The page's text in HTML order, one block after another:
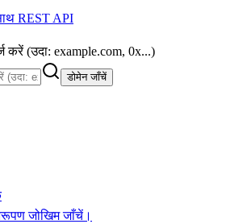
REST API
करें (उदा: example.com, 0x...)
डोमेन जाँचें
जोखिम जाँचें।